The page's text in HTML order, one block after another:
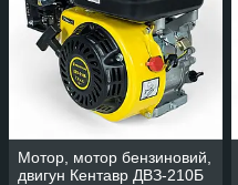
Мотор, мотор бензиновий,
двигун Кентавр ДВЗ-210Б